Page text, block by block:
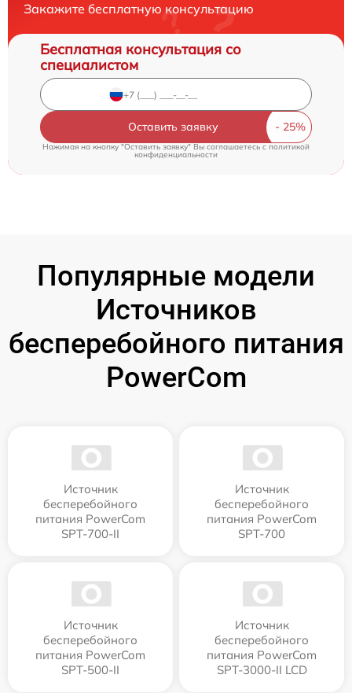
Закажите бесплатную консультацию
Бесплатная консультация со
специалистом
Оставить заявку
Нажимая на кнопку "Оставить заявку" Вы соглашаетесь cполитикой
конфиденциальности
Популярные модели
Источников
бесперебойного питания
PowerCom
Источник
бесперебойного
питания PowerCom
SPT-700-II
Источник
бесперебойного
питания PowerCom
SPT-700
Источник
бесперебойного
питания PowerCom
SPT-500-II
Источник
бесперебойного
питания PowerCom
SPT-3000-II LCD